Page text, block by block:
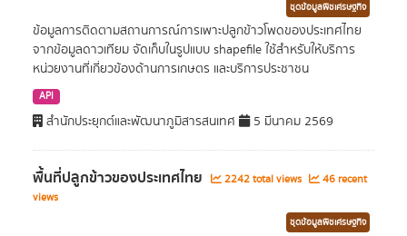
ชุดข้อมูลพืชเศรษฐกิจ
ข้อมูลการติดตามสถานการณ์การเพาะปลูกข้าวโพดของประเทศไทย
จากข้อมูลดาวเทียม จัดเก็บในรูปแบบ shapefile ใช้สำหรับให้บริการ
หน่วยงานที่เกี่ยวข้องด้านการเกษตร และบริการประชาชน
API
สำนักประยุกต์และพัฒนาภูมิสารสนเทศ 5 มีนาคม 2569
พื้นที่ปลูกข้าวของประเทศไทย 2242 total views
46 recent
views
ชุดข้อมูลพืชเศรษฐกิจ